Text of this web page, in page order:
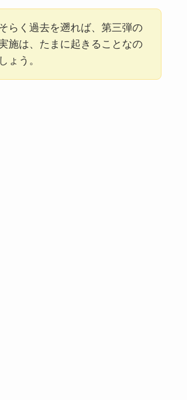
らく過去を遡れば、第三弾の
施は、たまに起きることなの
ょう。